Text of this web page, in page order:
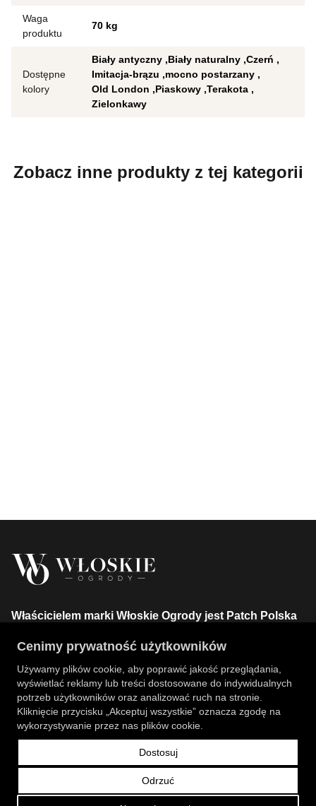
Waga
produktu
70 kg
Dostępne
kolory
Biały antyczny Biały naturalny Czerń
Imitacja-brązu
mocno postarzany
Old London
Piaskowy Terakota
Zielonkawy
Zobacz inne produkty z tej kategorii
Właścicielem marki Włoskie Ogrody jest Patch Polska
+48 734 106 149
info@wloskie-ogrody.pl
Strony
Kategorie Sklepu
Cenimy prywatność użytkowników
Używamy plików cookie, aby poprawić jakość przeglądania,
wyświetlać reklamy lub treści dostosowane do indywidualnych
potrzeb użytkowników oraz analizować ruch na stronie.
Kliknięcie przycisku „Akceptuj wszystkie” oznacza zgodę na
wykorzystywanie przez nas plików cookie.
Dostosuj
Odrzuć